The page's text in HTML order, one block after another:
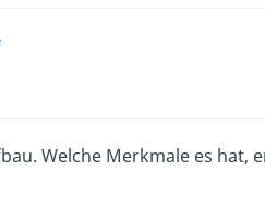
Welche Merkmale es hat,